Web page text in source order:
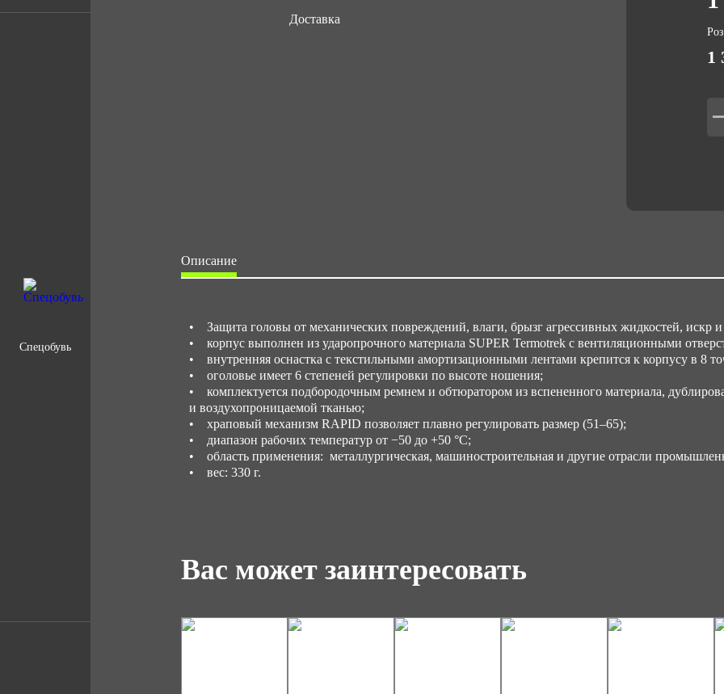
Спецобувь
Доставка
1
Описание
• Защита головы от механических повреждений, влаги, брызг агрессивных жидкостей, искр и
• корпус выполнен из ударопрочного материала SUPER Termotrek с вентиляционными
• внутренняя оснастка с текстильными амортизационными лентами крепится к корпусу в 8
• оголовье имеет 6 степеней регулировки по высоте ношения;
• комплектуется подбородочным ремнем и обтюратором из вспененного материала,
и воздухопроницаемой тканью;
• храповый механизм RAPID позволяет плавно регулировать размер (51–65);
• диапазон рабочих температур от −50 до +50 °С;
• область применения: металлургическая, машиностроительная и другие отрасли
• вес: 330 г.
Вас может заинтересовать